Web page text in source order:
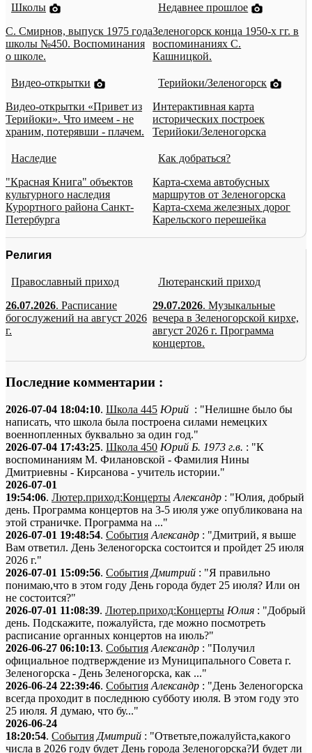
Школы
С. Смирнов, выпуск 1975 года
школы №450. Воспоминания
о школе.
Недавнее прошлое
Зеленогорск конца 1950-х гг. в
воспоминаниях С.
Кашницкой.
Видео-открытки
Видео-открытки «Привет из
Терийоки». Что имеем - не
храним, потерявши - плачем.
Терийоки/Зеленогорск
Интерактивная карта
исторических построек
Терийоки/Зеленогорска
Наследие
"Красная Книга" объектов
культурного наследия
Курортного района Санкт-
Петербурга
Как добраться?
Карта-схема автобусных
маршрутов от Зеленогорска
Карта-схема железных дорог
Карельского перешейка
Религия
Православный приход
26.07.2026. Расписание
богослужений на август 2026
г.
Лютеранский приход
29.07.2026. Музыкальные
вечера в Зеленогорской кирхе,
август 2026 г. Программа
концертов.
Последние комментарии :
2026-07-04 18:04:10. Школа 445 Юрий : "Нелишне было бы
написать, что школа была построена силами немецких
военнопленных буквально за один год."
2026-07-04 17:43:25. Школа 450 Юрий Б. 1973 г.в. : "К
воспоминаниям М. Филановской - Фамилия Нины
Дмитриевны - Кирсанова - учитель истории."
2026-07-01
19:54:06. Лютер.приход:Концерты Александр : "Юлия, добрый
день. Программа концертов на 3-5 июля уже опубликована на
этой страничке. Программа на ..."
2026-07-01 19:48:54. События Александр : "Дмитрий, я выше
Вам ответил. День Зеленогорска состоится и пройдет 25 июля
2026 г."
2026-07-01 15:09:56. События Дмитрий : "Я правильно
понимаю,что в этом году День города будет 25 июля? Или он
не состоится?"
2026-07-01 11:08:39. Лютер.приход:Концерты Юлия : "Добрый
день. Подскажите, пожалуйста, где можно посмотреть
расписание органных концертов на июль?"
2026-06-27 06:10:13. События Александр : "Получил
официальное подтверждение из Муниципального Совета г.
Зеленогорска - День Зеленогорска, как ..."
2026-06-24 22:39:46. События Александр : "День Зеленогорска
всегда проходит в последнюю субботу июля. В этом году это
25 июля. Я думаю, что бу..."
2026-06-24
18:20:54. События Дмитрий : "Ответьте,пожалуйста,какого
числа в 2026 году будет День города Зеленогорска?И будет ли